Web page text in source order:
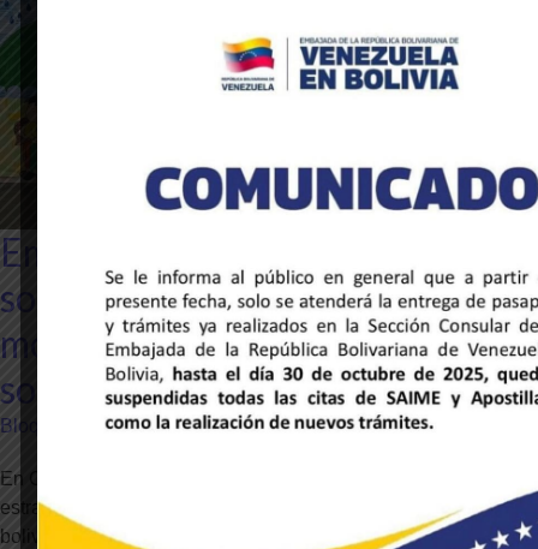
Empresas venezolanas impulsan
soberanía económica con
modelos de negocios
socialmente responsables
Bloqueo
En Caracas, compañías nacionales transforman sus
estrategias corporativas para fortalecer el aparato productivo
bolivariano. Mediante la sustitución de la filantropía tradicional